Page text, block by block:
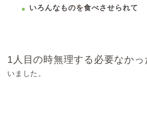
いろんなものを食べさせられて
1人目の時無理する必要なかっ
いました。